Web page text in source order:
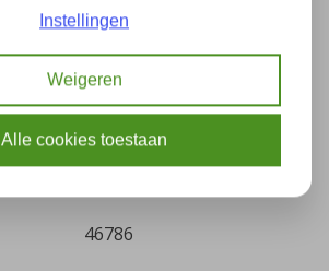
51165A2D154 5A2D154
51165A2D158 5A2D158
51165A2D168 65A2D168
51165A16106 5A16106
51165A16112 5A16112
5A2D164
46786
Instellingen
Weigeren
Alle cookies toestaan